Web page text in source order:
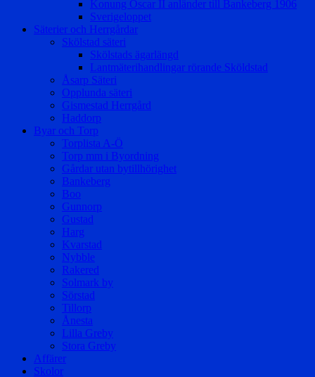
Konung Oscar II anländer till Bankeberg 1906
Sverigeloppet
Säterier och Herrgårdar
Skölstad säteri
Skölstads ägarlängd
Lantmäterihandlingar rörande Sköldstad
Åsarp Säteri
Opplunda säteri
Gismestad Herrgård
Haddorp
Byar och Torp
Torplista A-Ö
Torp mm i Byordning
Gårdar utan bytillhörighet
Bankeberg
Boo
Gunnorp
Gustad
Harg
Kvarstad
Nybble
Rakered
Solmark by
Sörstad
Tillorp
Ånesta
Lilla Greby
Stora Greby
Affärer
Skolor